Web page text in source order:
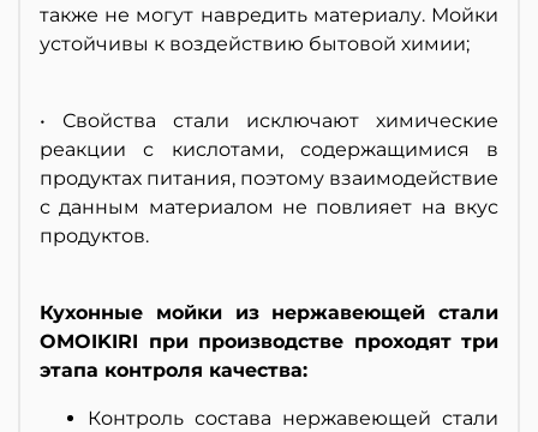
также не могут навредить материалу. Мойки
устойчивы к воздействию бытовой химии;
• Свойства стали исключают химические
реакции с кислотами, содержащимися в
продуктах питания, поэтому взаимодействие
с данным материалом не повлияет на вкус
продуктов.
Кухонные мойки из нержавеющей стали
OMOIKIRI при производстве проходят три
этапа контроля качества:
Контроль состава нержавеющей стали